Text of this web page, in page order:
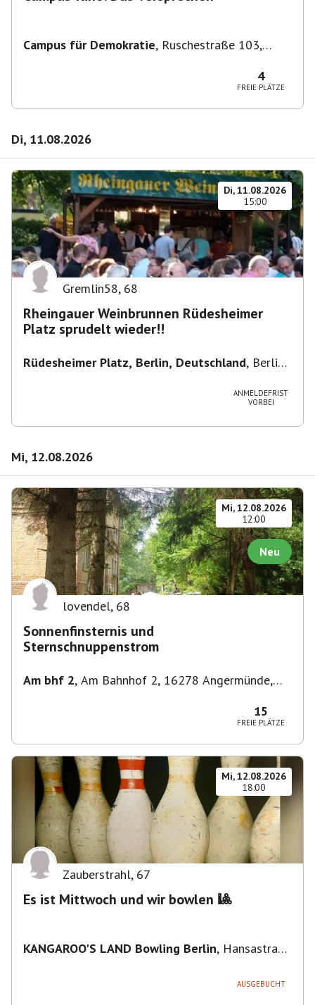
Campus für Demokratie, Ruschestraße 103,
4
FREIE PLÄTZE
Di, 11.08.2026
Di, 11.08.2026
15:00
Gremlin58, 68
Rheingauer Weinbrunnen Rüdesheimer
Platz sprudelt wieder!!
Rüdesheimer Platz, Berlin, Deutschland, Berlin-
ANMELDEFRIST
VORBEI
Mi, 12.08.2026
Mi, 12.08.2026
12:00
Neu
lovendel, 68
Sonnenfinsternis und
Sternschnuppenstrom
Am bhf 2, Am Bahnhof 2, 16278 Angermünde,
15
FREIE PLÄTZE
Mi, 12.08.2026
18:00
Zauberstrahl, 67
Es ist Mittwoch und wir bowlen 🎱
KANGAROO'S LAND Bowling Berlin, Hansastraße
AUSGEBUCHT